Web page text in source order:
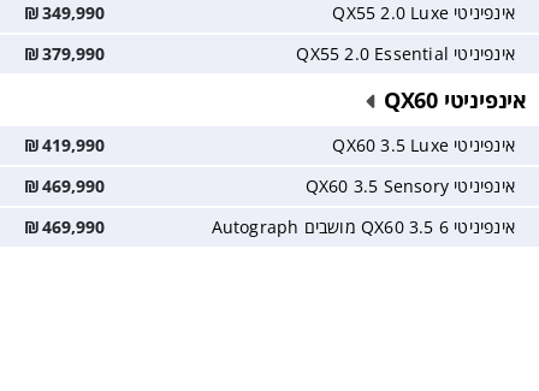
אינפיניטי QX55 2.0 Luxe 349,990
₪
אינפיניטי QX55 2.0 Essential
379,990
₪
אינפיניטי QX60
אינפיניטי QX60 3.5 Luxe 419,990
₪
אינפיניטי QX60 3.5 Sensory
469,990
₪
אינפיניטי QX60 3.5 6 מושבים Autograph
469,990
₪